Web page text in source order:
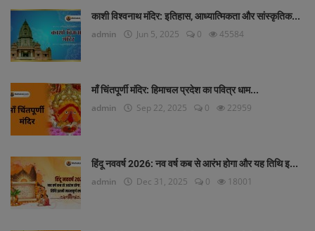
काशी विश्वनाथ मंदिर: इतिहास, आध्यात्मिकता और सांस्कृतिक...
admin Jun 5, 2025 0 45584
माँ चिंतपूर्णी मंदिर: हिमाचल प्रदेश का पवित्र धाम...
admin Sep 22, 2025 0 22959
हिंदू नववर्ष 2026: नव वर्ष कब से आरंभ होगा और यह तिथि इ...
admin Dec 31, 2025 0 18001